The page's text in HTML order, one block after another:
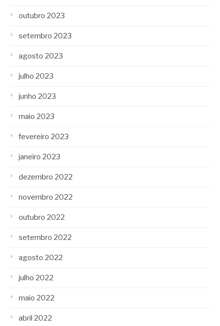
outubro 2023
setembro 2023
agosto 2023
julho 2023
junho 2023
maio 2023
fevereiro 2023
janeiro 2023
dezembro 2022
novembro 2022
outubro 2022
setembro 2022
agosto 2022
julho 2022
maio 2022
abril 2022